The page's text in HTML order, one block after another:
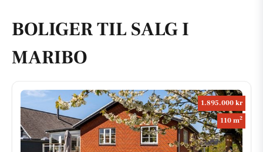
BOLIGER TIL SALG I
MARIBO
1.895.000 kr
110 m2